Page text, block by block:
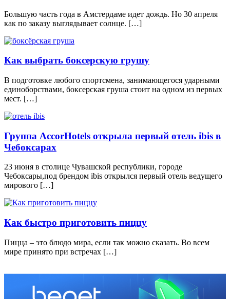
Большую часть года в Амстердаме идет дождь. Но 30 апреля
как по заказу выглядывает солнце. […]
Как выбрать боксерскую грушу
В подготовке любого спортсмена, занимающегося ударными
единоборствами, боксерская груша стоит на одном из первых
мест. […]
Группа AccorHotels открыла первый отель ibis в
Чебоксарах
23 июня в столице Чувашской республики, городе
Чебоксары,под брендом ibis открылся первый отель ведущего
мирового […]
Как быстро приготовить пиццу
Пицца – это блюдо мира, если так можно сказать. Во всем
мире принято при встречах […]